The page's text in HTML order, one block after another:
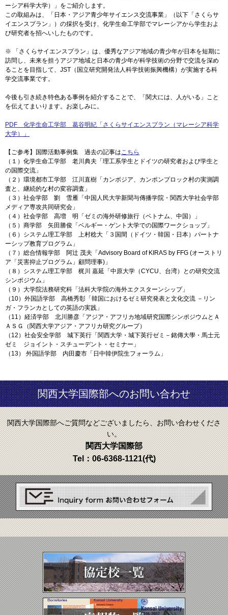
ーシア科学大学）」をご紹介します。
この取組みは、「日本・アジア青少年サイエンス交流事業」（以下「さくらサ
イエンスプラン」）の採択を受け、化学生命工学部でマレーシアから学生およ
び研究者を招へいしたものです。
※ 「さくらサイエンスプラン」は、優秀なアジア地域の青少年が日本を短期に
訪問し、未来を担うアジア地域と日本の青少年が科学技術の分野で交流を深め
ることを目指して、JST（国立研究開発法人科学技術振興機構）が実施する科
学交流事業です。
今後も引き続き特色ある事例を紹介することで、「関大には、人がいる」こと
を伝えてまいります。お楽しみに。
PDF 化学生命工学部 葛谷明紀「さくらサイエンスプラン（マレーシア科学
大学）」
【ご参考】国際活動事例集 過去の記事はこちら
（１）化学生命工学部 老川典夫「理工系学生とドイツの研究者および学生と
の国際交流」
（２）環境都市工学部 江川直樹「カンボジア、カンポンプロック村の実測調
査と、継続的な村の変容調査」
（３）社会学部 劉 雪雁「中国人民大学新聞与傳播学院・関西大学社会学部
メディア専攻共同研究会」
（４）社会学部 高増 明「ゼミの海外研修旅行（ベトナム、中国）」
（５）商学部 矢田勝俊「ベルギー・ゲント大学での国際ワークショップ」
（６）システム理工学部 上村稔大「３国間（ドイツ・韓国・日本）パートナ
ーシップ教育プログラム」
（７）総合情報学部 阿辻 茂夫「Advisory Board of KIRAS by FFG (オーストリ
ア「災害抑止プログラム」顧問理事)」
（８）システム理工学部 梶川 嘉延「中原大学（CYCU、台湾）との研究交流
シンポジウム」
（９）大学院法務研究科「法科大学院の海外エクスターンシップ」
（10）外国語学部 高橋秀彰「韓国におけるゼミ研究発表と文化交流 －リン
ガ・フランカとしての英語の実践」
（11）経済学部 北川勝彦「アジア・アフリカ地域研究国際シンポジウムとＡ
ＡＳＧ（関西大学アジア・アフリカ研究グループ）
（12）社会安全学部 城下英行「関西大学・城下英行ゼミ－銘傳大學・馬士元
ゼミ ジョイント・スチューデント・セミナー」
（13） 外国語学部 内田慶市「日中韓伊院生フォーラム」
関西大学国際部へのお問い合わせ
関西大学国際部へご質問などございましたら、お問い合わせくださ
い。
関西大学国際部
Tel：06-6368-1121(代)